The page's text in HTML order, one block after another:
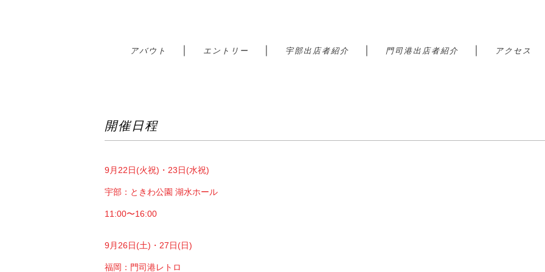
アバウト ｜ エントリー ｜ 宇部出店者紹介 ｜ 門司港出店者紹介 ｜ アクセス
開催日程
9月22日(火祝)・23日(水祝)
宇部：ときわ公園 湖水ホール
11:00〜16:00
9月26日(土)・27日(日)
福岡：門司港レトロ